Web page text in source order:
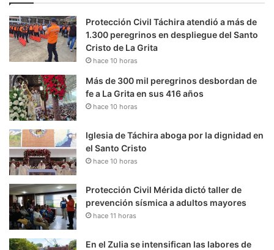
Protección Civil Táchira atendió a más de
1.300 peregrinos en despliegue del Santo
Cristo de La Grita
hace 10 horas
Más de 300 mil peregrinos desbordan de
fe a La Grita en sus 416 años
hace 10 horas
Iglesia de Táchira aboga por la dignidad en
el Santo Cristo
hace 10 horas
Protección Civil Mérida dictó taller de
prevención sísmica a adultos mayores
hace 11 horas
En el Zulia se intensifican las labores de